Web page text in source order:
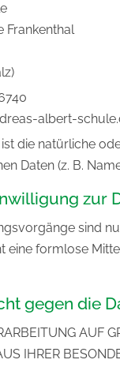
Frankenthal
albert-
die natürliche
Daten (z. B.
zur
sind
eine formlose
gegen die
AUF
IHRER